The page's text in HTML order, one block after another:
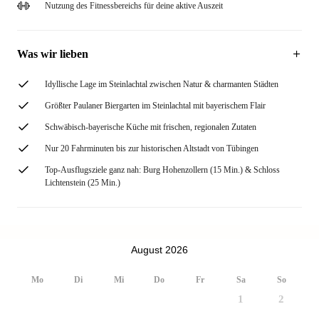
Nutzung des Fitnessbereichs für deine aktive Auszeit
Was wir lieben
Idyllische Lage im Steinlachtal zwischen Natur & charmanten Städten
Größter Paulaner Biergarten im Steinlachtal mit bayerischem Flair
Schwäbisch-bayerische Küche mit frischen, regionalen Zutaten
Nur 20 Fahrminuten bis zur historischen Altstadt von Tübingen
Top-Ausflugsziele ganz nah: Burg Hohenzollern (15 Min.) & Schloss
Lichtenstein (25 Min.)
August 2026
Mo Di Mi Do Fr Sa So
1 2